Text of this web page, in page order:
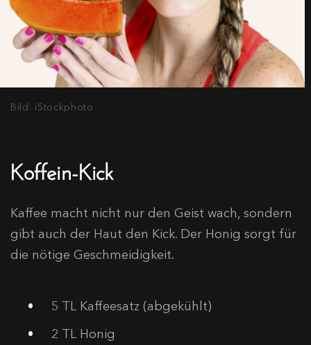
Bild: iStockphoto
Koffein-Kick
Kaffee macht nicht nur den Geist wach, sondern
gibt auch der Haut den Kick. Der Honig sorgt für
die nötige Geschmeidigkeit.
5 TL Kaffeesatz (abgekühlt)
2 TL Honig